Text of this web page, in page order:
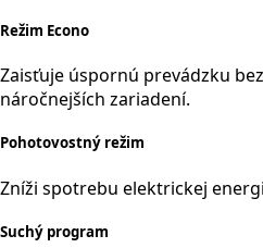
Režim Econo
Zaisťuje úspornú prevádzku
náročnejších zariadení.
Pohotovostný režim
Zníži spotrebu elektrickej
Suchý program